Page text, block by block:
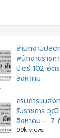
สำนักงานปลัด
พนักงานราช
ป.ตรี 102 อัต
สิงหาคม
กรมการขนส่ง
รับราชการ วุ
สิงหาคม – 7
0.9k views